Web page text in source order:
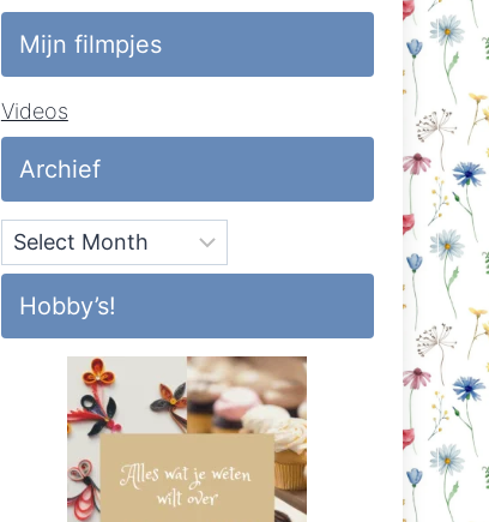
Mijn filmpjes
Videos
Archief
Archief
Hobby’s!